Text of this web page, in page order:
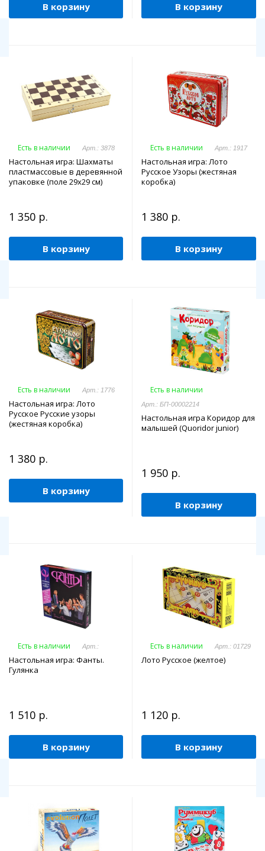
В корзину В корзину
Есть в наличии Арт.: 3878
Настольная игра: Шахматы
пластмассовые в деревянной
упаковке (поле 29х29 см)
1 350 р.
В корзину
Есть в наличии Арт.: 1917
Настольная игра: Лото
Русское Узоры (жестяная
коробка)
1 380 р.
В корзину
Есть в наличии Арт.: 1776
Настольная игра: Лото
Русское Русские узоры
(жестяная коробка)
1 380 р.
В корзину
Есть в наличии
Арт.: БП-00002214
Настольная игра Коридор для
малышей (Quoridor junior)
1 950 р.
В корзину
Есть в наличии Арт.:
Настольная игра: Фанты.
Гулянка
1 510 р.
В корзину
Есть в наличии Арт.: 01729
Лото Русское (желтое)
1 120 р.
В корзину